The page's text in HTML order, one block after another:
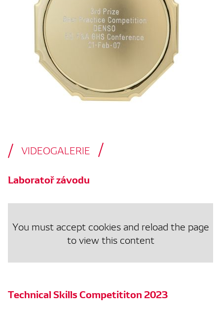
VIDEOGALERIE
Laboratoř závodu
You must accept cookies and reload the page
to view this content
Technical Skills Competititon 2023